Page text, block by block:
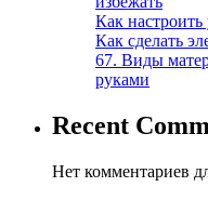
Как
Как сделать
67. Виды
руками
Recent
Нет комментариев